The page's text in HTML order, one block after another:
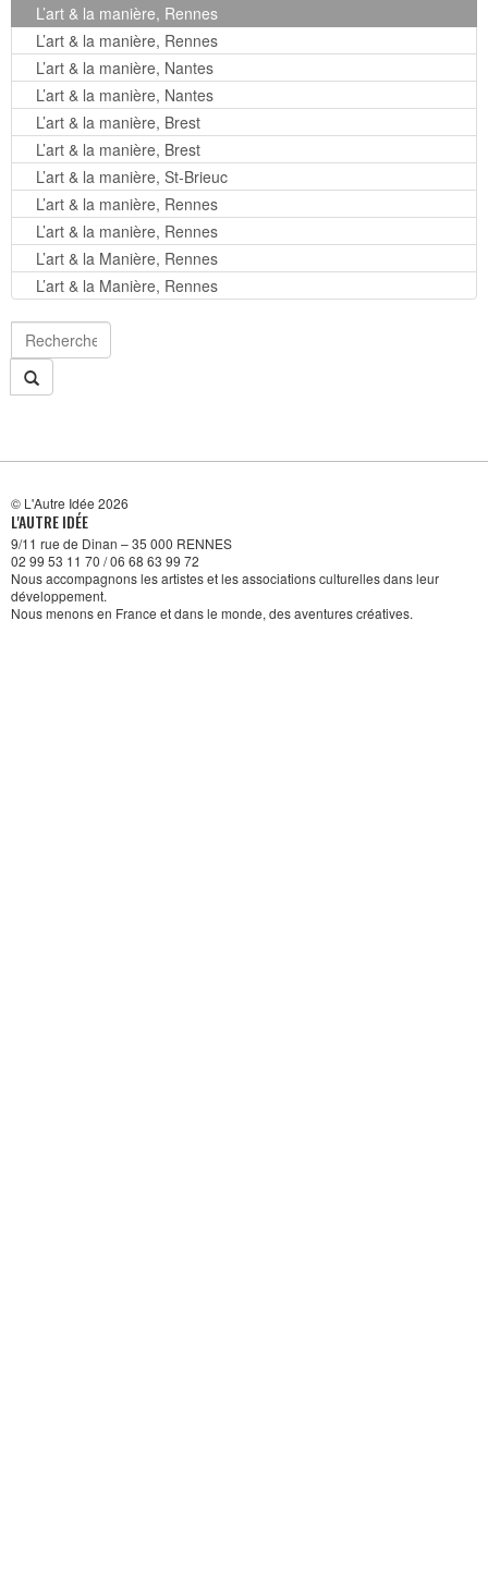
L’art & la manière, Rennes
L’art & la manière, Rennes
L’art & la manière, Nantes
L’art & la manière, Nantes
L’art & la manière, Brest
L’art & la manière, Brest
L’art & la manière, St-Brieuc
L’art & la manière, Rennes
L’art & la manière, Rennes
L’art & la Manière, Rennes
L’art & la Manière, Rennes
© L'Autre Idée 2026
L'AUTRE IDÉE
9/11 rue de Dinan – 35 000 RENNES
02 99 53 11 70 / 06 68 63 99 72
Nous accompagnons les artistes et les associations culturelles dans leur
développement.
Nous menons en France et dans le monde, des aventures créatives.